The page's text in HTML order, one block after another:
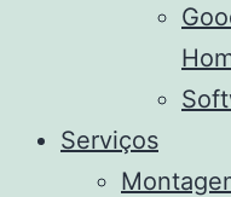
Serviços